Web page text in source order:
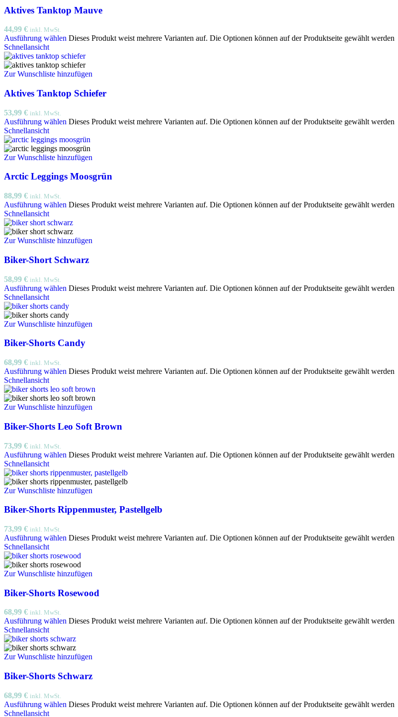
Aktives Tanktop Mauve
44,99 € inkl. MwSt.
Ausführung wählen Dieses Produkt weist mehrere Varianten auf. Die Optionen können auf der Produktseite gewählt werden
Schnellansicht
Zur Wunschliste hinzufügen
Aktives Tanktop Schiefer
53,99 € inkl. MwSt.
Ausführung wählen Dieses Produkt weist mehrere Varianten auf. Die Optionen können auf der Produktseite gewählt werden
Schnellansicht
Zur Wunschliste hinzufügen
Arctic Leggings Moosgrün
88,99 € inkl. MwSt.
Ausführung wählen Dieses Produkt weist mehrere Varianten auf. Die Optionen können auf der Produktseite gewählt werden
Schnellansicht
Zur Wunschliste hinzufügen
Biker-Short Schwarz
58,99 € inkl. MwSt.
Ausführung wählen Dieses Produkt weist mehrere Varianten auf. Die Optionen können auf der Produktseite gewählt werden
Schnellansicht
Zur Wunschliste hinzufügen
Biker-Shorts Candy
68,99 € inkl. MwSt.
Ausführung wählen Dieses Produkt weist mehrere Varianten auf. Die Optionen können auf der Produktseite gewählt werden
Schnellansicht
Zur Wunschliste hinzufügen
Biker-Shorts Leo Soft Brown
73,99 € inkl. MwSt.
Ausführung wählen Dieses Produkt weist mehrere Varianten auf. Die Optionen können auf der Produktseite gewählt werden
Schnellansicht
Zur Wunschliste hinzufügen
Biker-Shorts Rippenmuster, Pastellgelb
73,99 € inkl. MwSt.
Ausführung wählen Dieses Produkt weist mehrere Varianten auf. Die Optionen können auf der Produktseite gewählt werden
Schnellansicht
Zur Wunschliste hinzufügen
Biker-Shorts Rosewood
68,99 € inkl. MwSt.
Ausführung wählen Dieses Produkt weist mehrere Varianten auf. Die Optionen können auf der Produktseite gewählt werden
Schnellansicht
Zur Wunschliste hinzufügen
Biker-Shorts Schwarz
68,99 € inkl. MwSt.
Ausführung wählen Dieses Produkt weist mehrere Varianten auf. Die Optionen können auf der Produktseite gewählt werden
Schnellansicht